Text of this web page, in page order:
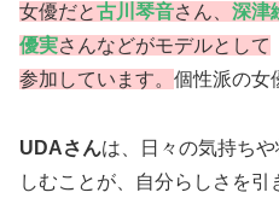
女優だと古川琴音さん、 深津
優実さんなどがモデルとして
参加しています。 個性派の女
UDAさんは、日々の気持ち
しむことが、自分らしさを引